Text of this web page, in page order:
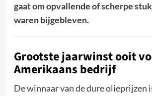
gaat om opvallende of scherpe
waren bijgebleven.
Grootste jaarwinst ooit
Amerikaans bedrijf
De winnaar van de dure olieprijzen